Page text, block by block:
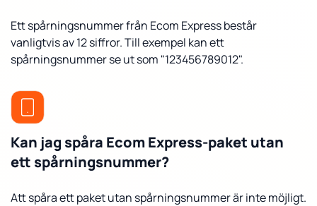
Ett spårningsnummer från Ecom Express består
vanligtvis av 12 siffror. Till exempel kan ett
spårningsnummer se ut som "123456789012".
Kan jag spåra Ecom Express-paket utan
ett spårningsnummer?
Att spåra ett paket utan spårningsnummer är inte möjligt.